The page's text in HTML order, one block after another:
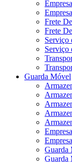
Frete
Frete
Serviço
Serviço
Guarda Móvel
Guarda
Guarda